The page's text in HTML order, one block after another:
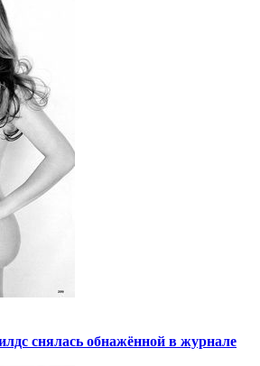
снялась обнажённой в журнале